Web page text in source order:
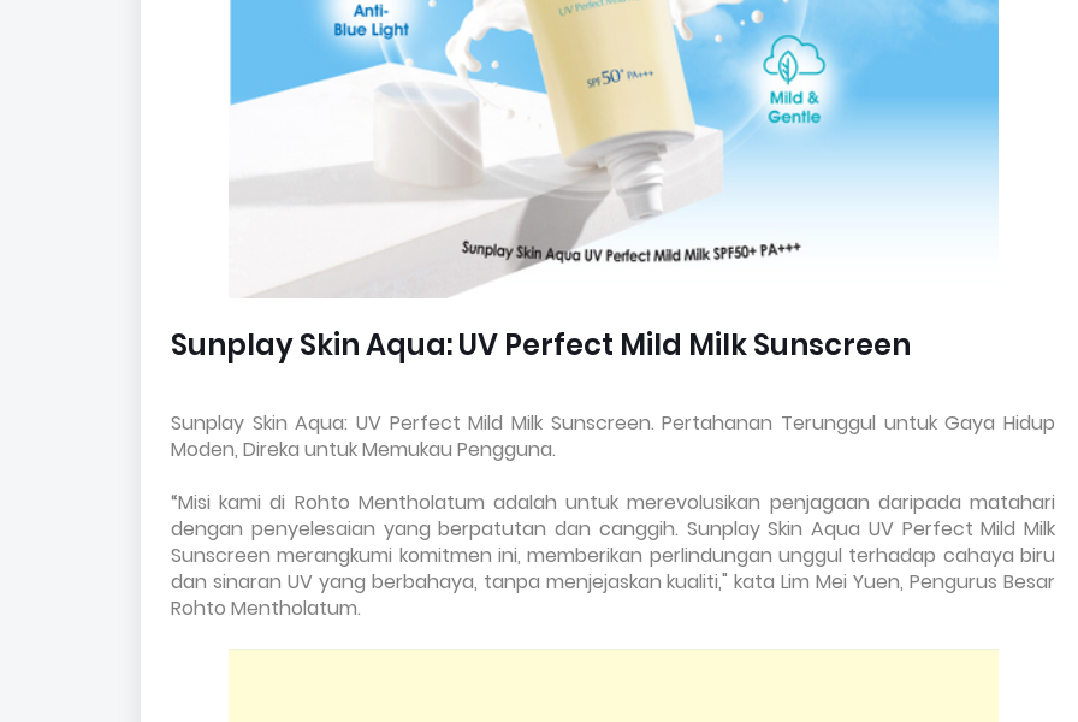
Sunplay Skin Aqua: UV Perfect Mild Milk Sunscreen
Sunplay Skin Aqua: UV Perfect Mild Milk Sunscreen.Pertahanan Terunggul untuk Gaya Hidup
Moden, Direka untuk Memukau Pengguna.
“Misi kami di Rohto Mentholatum adalah untuk merevolusikan penjagaan daripada matahari
dengan penyelesaian yang berpatutan dan canggih. Sunplay Skin Aqua UV Perfect Mild Milk
Sunscreen merangkumi komitmen ini, memberikan perlindungan unggul terhadap cahaya biru
dan sinaran UV yang berbahaya, tanpa menjejaskan kualiti," kata Lim Mei Yuen, Pengurus Besar
Rohto Mentholatum.